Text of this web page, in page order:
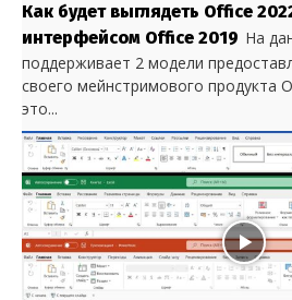
Как будет выглядеть Office
интерфейсом Office 2019 На
поддерживает 2 модели
своего мейнстримового продукта
это...